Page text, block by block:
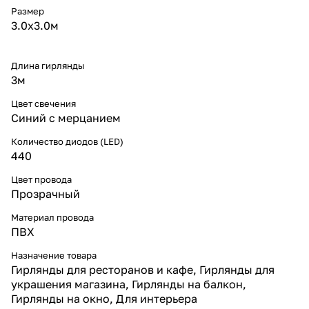
занавесов для масштабного
оформления.
перегрева.
* Энергоэффективность —
высокая яркость при низком
энергопотреблении.
* Удобное питание от сети 220
В, европейская вилка включена
в комплект.
Для чего используют гирлянду-
занавес
* Новогодний декор:
оформление больших окон,
стен, дверных проёмов и арок.
холодного сияния и
праздничной атмосферы.
украшение витрин, кафе и
ресторанов.
* Фотозоны и мероприятия:
синее мерцающее сияние для
Размер
3.0х3.0м
Длина гирлянды
3м
Цвет свечения
Синий с мерцанием
Количество диодов (LED)
440
Цвет провода
Прозрачный
Материал провода
ПВХ
Назначение товара
Гирлянды для ресторанов и кафе, Гирлянды для
украшения магазина, Гирлянды на балкон,
Гирлянды на окно, Для интерьера